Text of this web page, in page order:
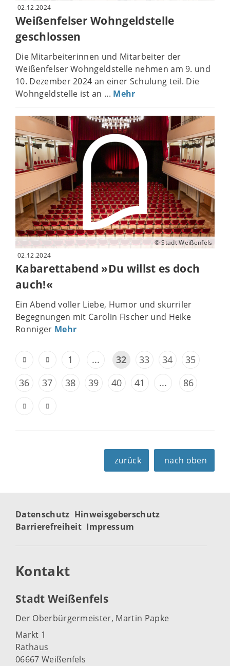
02.12.2024
Weißenfelser Wohngeldstelle
geschlossen
Die Mitarbeiterinnen und Mitarbeiter der
Weißenfelser Wohngeldstelle nehmen am 9. und
10. Dezember 2024 an einer Schulung teil. Die
Wohngeldstelle ist an ... Mehr
© Stadt Weißenfels
02.12.2024
Kabarettabend »Du willst es doch
auch!«
Ein Abend voller Liebe, Humor und skurriler
Begegnungen mit Carolin Fischer und Heike
Ronniger Mehr
1 ... 32 33 34
35
36
37 38 39 40 41 ... 86
zurück nach oben
Datenschutz Hinweisgeberschutz
Barrierefreiheit Impressum
Kontakt
Stadt Weißenfels
Der Oberbürgermeister, Martin Papke
Markt 1
Rathaus
06667 Weißenfels